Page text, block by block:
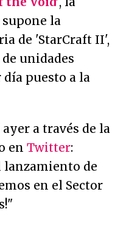
la
de 'StarCraft II',
unidades
puesto a la
a través de la
en Twitter:
lanzamiento de
en el Sector